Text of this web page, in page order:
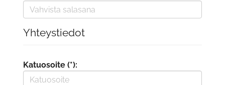
Yhteystiedot
Katuosoite (*):